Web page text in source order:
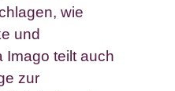
wie
und
Imago teilt auch
zur